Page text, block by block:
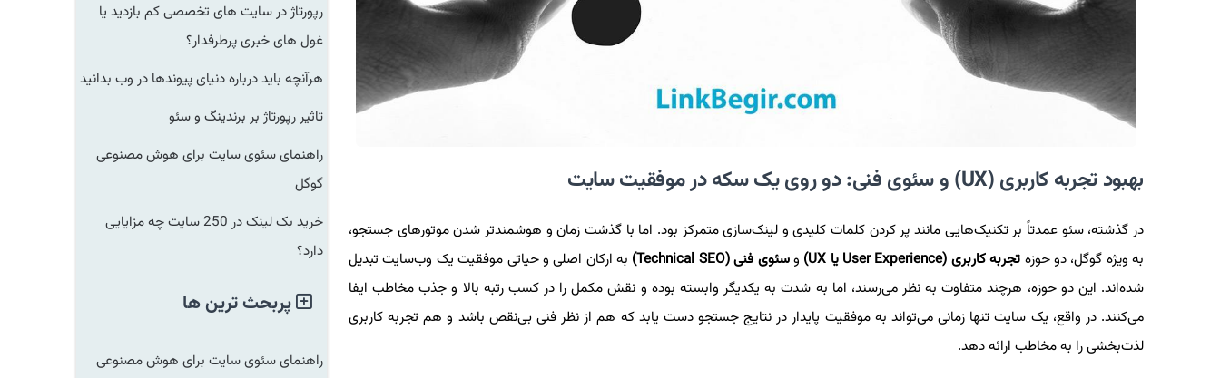
بهبود تجربه کاربری (UX) و سئوی فنی: دو روی یک سکه در موفقیت سایت
در گذشته، سئو عمدتاً بر تکنیک‌هایی مانند پر کردن کلمات کلیدی و لینک‌سازی متمرکز بود. اما با گذشت زمان و هوشمندتر شدن موتورهای جستجو،
به ویژه گوگل، دو حوزه تجربه کاربری (User Experience یا UX) وسئوی فنی (Technical SEO)
به ارکان اصلی و حیاتی موفقیت یک وب‌سایت تبدیل
شده‌اند. این دو حوزه، هرچند متفاوت به نظر می‌رسند، اما به شدت به یکدیگر وابسته بوده و نقش مکمل را در کسب رتبه بالا و جذب مخاطب ایفا
می‌کنند. در واقع، یک سایت تنها زمانی می‌تواند به موفقیت پایدار در نتایج جستجو دست یابد که هم از نظر فنی بی‌نقص باشد و هم تجربه کاربری
لذت‌بخشی را به مخاطب ارائه دهد.
رپورتاژ در سایت های تخصصی کم بازدید یا
غول های خبری پرطرفدار؟
هرآنچه باید درباره دنیای پیوندها در وب بدانید
تاثیر رپورتاژ بر برندینگ و سئو
راهنمای سئوی سایت برای هوش مصنوعی
گوگل
خرید بک لینک در 250 سایت چه مزایایی
دارد؟
پربحث ترین ها
راهنمای سئوی سایت برای هوش مصنوعی